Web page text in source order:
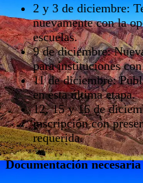
2 y 3 de diciembre:
nuevamente con la
escuelas.
9 de diciembre:
para instituciones
11 de diciembre:
en esta última etapa.
12, 15 y 16 de
inscripción con
requerida.
Documentación